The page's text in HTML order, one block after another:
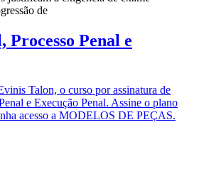
de
Processo Penal e
Talon, o curso por assinatura de
e Execução Penal. Assine o plano
acesso a MODELOS DE PEÇAS.